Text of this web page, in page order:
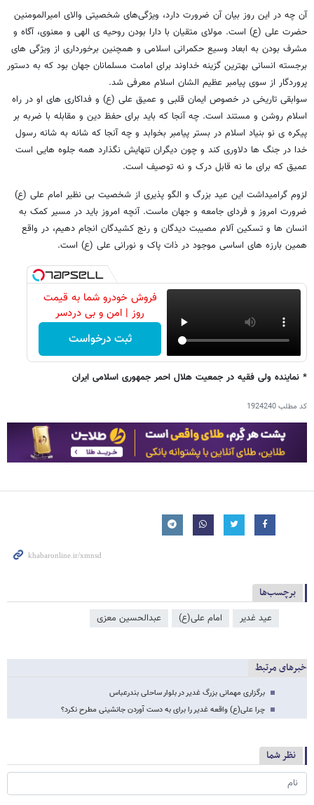
آن چه در این روز بیان آن ضرورت دارد، ویژگی‌های شخصیتی والای امیرالمومنین
حضرت علی (ع) است. مولای متقیان با دارا بودن روحیه ی الهی و معنوی، آگاه و
مشرف بودن به ابعاد وسیع حکمرانی اسلامی و همچنین برخورداری از ویژگی های
برجسته انسانی بهترین گزینه خداوند برای امامت مسلمانان جهان بود که به دستور
پروردگار از سوی پیامبر عظیم الشان اسلام معرفی شد.
سوابقی تاریخی در خصوص ایمان قلبی و عمیق علی (ع) و فداکاری های او در راه
اسلام روشن و مستند است. چه آنجا که باید برای حفظ دین و مقابله با ضربه بر
پیکره ی نو بنیاد اسلام در بستر پیامبر بخوابد و چه آنجا که شانه به شانه رسول
خدا در جنگ ها دلاوری کند و چون دیگران تنهایش نگذارد همه جلوه هایی است
عمیق که برای ما نه قابل درک و نه توصیف است.
لزوم گرامیداشت این عید بزرگ و الگو پذیری از شخصیت بی نظیر امام علی (ع)
ضرورت امروز و فردای جامعه و جهان ماست. آنچه امروز باید در مسیر کمک به
انسان ها و تسکین آلام مصیبت دیدگان و رنج کشیدگان انجام دهیم، در واقع
همین بارزه های اساسی موجود در ذات پاک و نورانی علی (ع) است.
فروش خودرو شما به قیمت
روز | امن و بی دردسر
ثبت درخواست
* نماینده ولی فقیه در جمعیت هلال احمر جمهوری اسلامی ایران
کد مطلب1924240
برچسب‌ها
عید غدیر امام علی(ع) عبدالحسین معزی
خبرهای مرتبط
برگزاری مهمانی بزرگ غدیر در بلوار ساحلی بندرعباس
چرا علی(ع) واقعه غدیر را برای به دست آوردن جانشینی مطرح نکرد؟
نظر شما